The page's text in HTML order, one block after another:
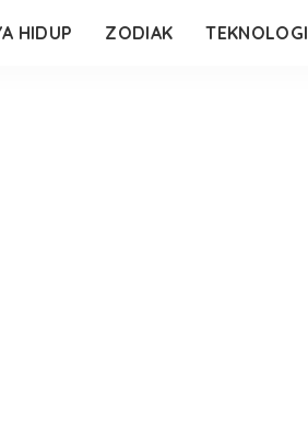
HIDUP ZODIAK TEKNOLOGI